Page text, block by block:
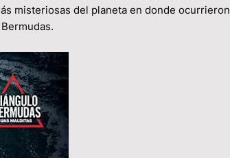
misteriosas del planeta en donde ocurrieron